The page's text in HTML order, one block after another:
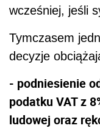
wcześniej, jeśli
Tymczasem
decyzje
- podniesienie
podatku VAT z
ludowej oraz